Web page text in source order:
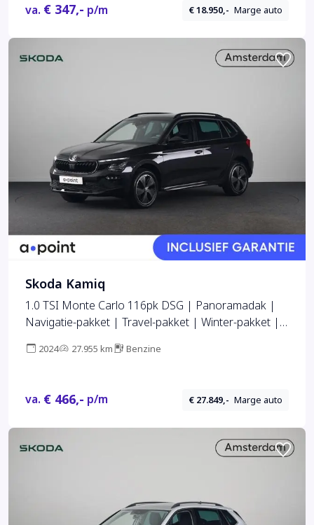
va. € 347,- p/m € 18.950,- Marge auto
Skoda Kamiq
1.0 TSI Monte Carlo 116pk DSG | Panoramadak |
Navigatie-pakket | Travel-pakket | Winter-pakket |
electronic | lichtmetalen velgen 17" | Matrix LED
2024 27.955 km Benzine
va. € 466,- p/m € 27.849,- Marge auto